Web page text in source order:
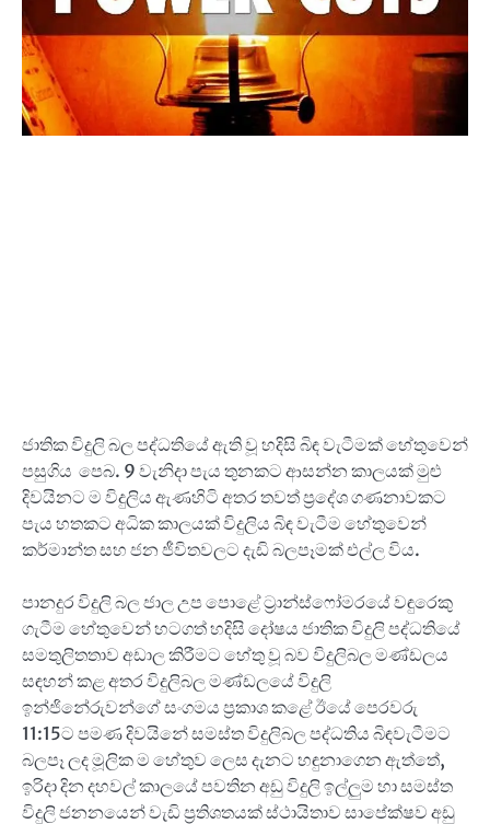
ජාතික විදුලි බල පද්ධතියේ ඇති වූ හදිසි බිඳ වැටීමක් හේතුවෙන්
පසුගිය පෙබ. 9 වැනිදා පැය තුනකට ආසන්න කාලයක් මුළු
දිවයිනට ම විදුලිය ඇණහිටි අතර තවත් ප්‍රදේශ ගණනාවකට
පැය හතකට අධික කාලයක් විදුලිය බිඳ වැටීම හේතුවෙන්
කර්මාන්ත සහ ජන ජීවිතවලට දැඩි බලපෑමක් එල්ල විය.
පානදුර විදුලි බල ජාල උප පොළේ ට්‍රාන්ස්ෆෝමරයේ වඳුරෙකු
ගැටීම හේතුවෙන් හටගත් හදිසි දෝෂය ජාතික විදුලි පද්ධතියේ
සමතුලිතතාව අඩාල කිරීමට හේතු වූ බව විදුලිබල මණ්ඩලය
සඳහන් කළ අතර විදුලිබල මණ්ඩලයේ විදුලි
ඉන්ජිනේරුවන්ගේ සංගමය ප්‍රකාශ කළේ ඊයේ පෙරවරු
11:15ට පමණ දිවයිනේ සමස්ත විදුලිබල පද්ධතිය බිඳවැටීමට
බලපෑ ලද මූලික ම හේතුව ලෙස දැනට හඳුනාගෙන ඇත්තේ,
ඉරිදා දින දහවල් කාලයේ පවතින අඩු විදුලි ඉල්ලුම හා සමස්ත
විදුලි ජනනයෙන් වැඩි ප්‍රතිශතයක් ස්ථායිතාව සාපේක්ෂව අඩු